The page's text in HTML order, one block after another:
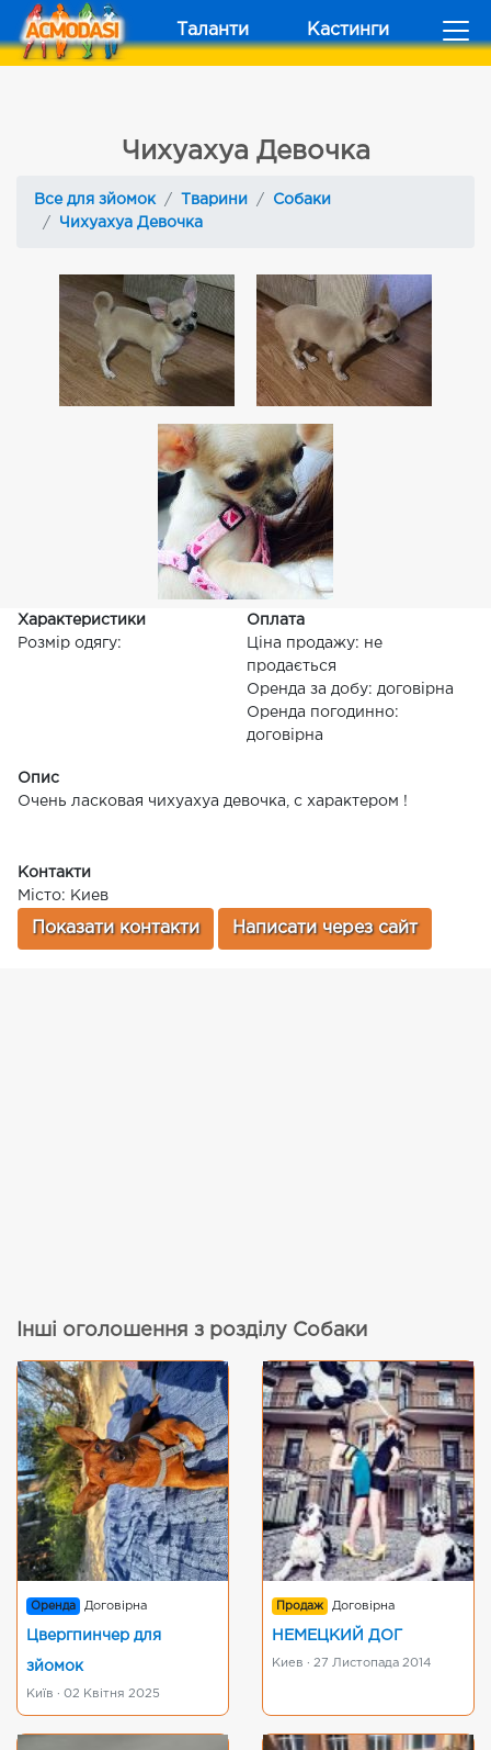
Таланти Кастинги
Чихуахуа Девочка
Все для зйомок Тварини
Собаки
Чихуахуа Девочка
Характеристики
Розмір одягу:
Оплата
Ціна продажу: не
продається
Оренда за добу: договірна
Оренда погодинно:
договірна
Опис
Очень ласковая чихуахуа девочка, с характером !
Контакти
Місто: Киев
Показати контакти Написати через сайт
Інші оголошення з розділу Собаки
Оренда Договірна
Цвергпинчер для
зйомок
Київ · 02 Квітня 2025
Продаж Договірна
НЕМЕЦКИЙ ДОГ
Киев · 27 Листопада 2014